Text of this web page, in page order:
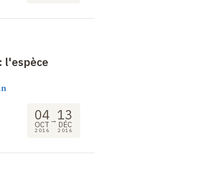
l'espèce
04
OCT
2016
→ 13
DÉC
2016